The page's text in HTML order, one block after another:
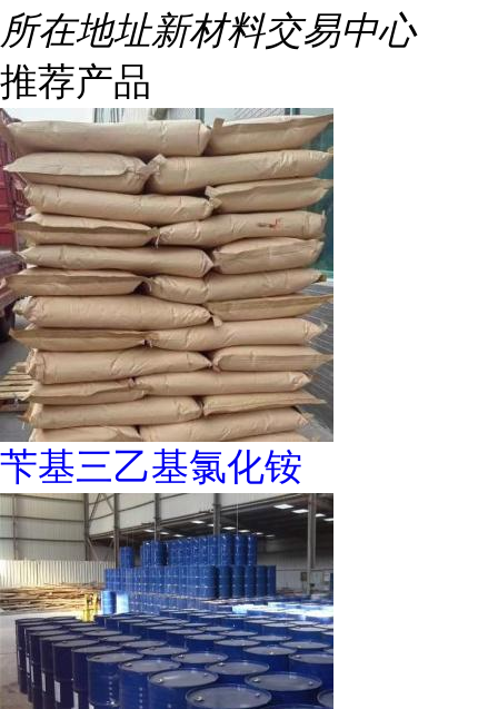
所在地址新材料交易中心
推荐产品
苄基三乙基氯化铵